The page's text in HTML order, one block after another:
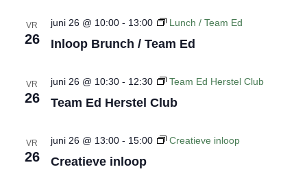
VR
26 Inloop Brunch / Team Ed
juni 26 @ 10:00- 13:00 Lunch / Team Ed
VR
26 Team Ed Herstel Club
juni 26 @ 10:30- 12:30 Team Ed Herstel Club
VR
26 Creatieve inloop
juni 26 @ 13:00- 15:00 Creatieve inloop